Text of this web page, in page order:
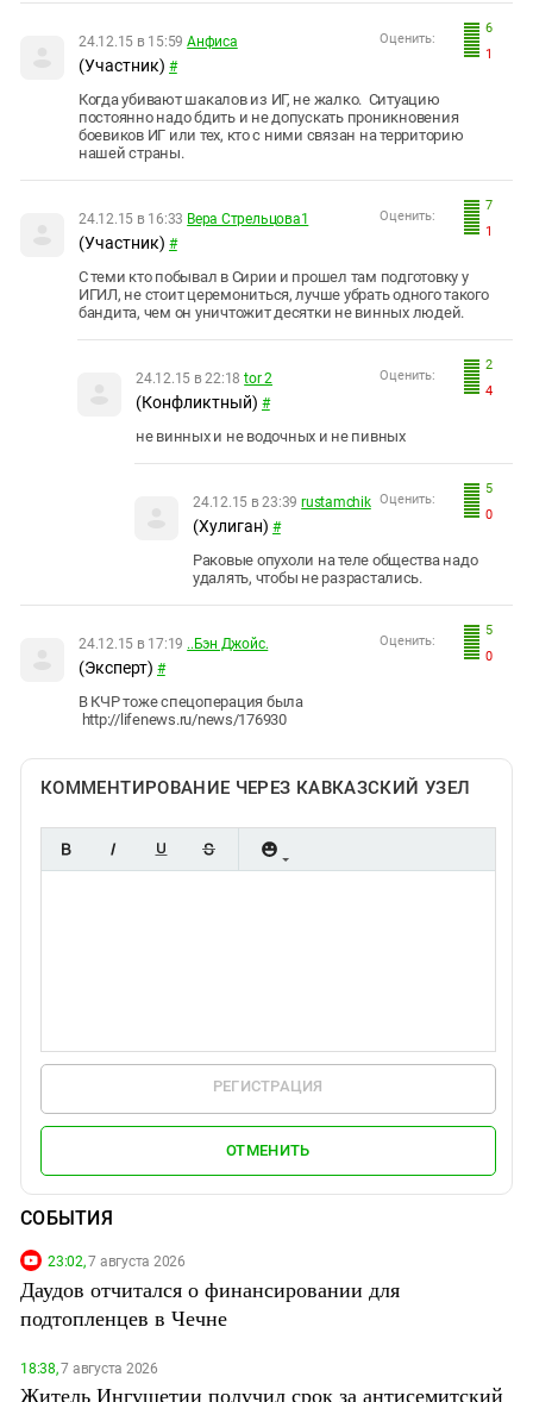
6
1
Оценить:
24.12.15 в 15:59 Анфиса
(Участник) #
Когда убивают шакалов из ИГ, не жалко. Ситуацию
постоянно надо бдить и не допускать проникновения
боевиков ИГ или тех, кто с ними связан на территорию
нашей страны.
7
1
Оценить:
24.12.15 в 16:33 Вера Стрельцова1
(Участник) #
С теми кто побывал в Сирии и прошел там подготовку у
ИГИЛ, не стоит церемониться, лучше убрать одного такого
бандита, чем он уничтожит десятки не винных людей.
2
4
Оценить:
24.12.15 в 22:18 tor 2
(Конфликтный) #
не винных и не водочных и не пивных
5
0
Оценить:
24.12.15 в 23:39 rustamchik
(Хулиган) #
Раковые опухоли на теле общества надо
удалять, чтобы не разрастались.
5
0
Оценить:
24.12.15 в 17:19 ..Бэн Джойс.
(Эксперт) #
В КЧР тоже спецоперация была
http://lifenews.ru/news/176930
КОММЕНТИРОВАНИЕ ЧЕРЕЗ КАВКАЗСКИЙ УЗЕЛ
РЕГИСТРАЦИЯ
ОТМЕНИТЬ
СОБЫТИЯ
23:02,7 августа 2026
Даудов отчитался о финансировании для
подтопленцев в Чечне
18:38,7 августа 2026
Житель Ингушетии получил срок за антисемитский